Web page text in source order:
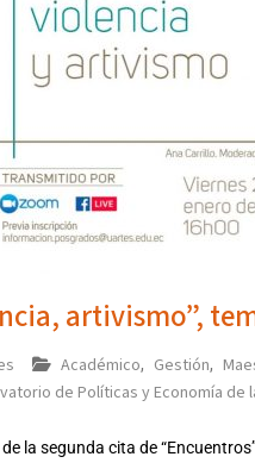
artivismo”,
Académico, Gestión,
de Políticas y Economía de
la segunda cita de